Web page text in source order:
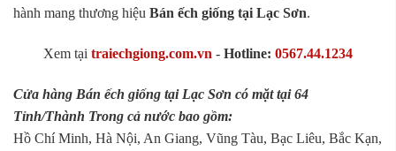
hành mang thương hiệu Bán ếch giống tại Lạc Sơn.
Xem tại traiechgiong.com.vn - Hotline: 0567.44.1234
Cửa hàng Bán ếch giống tại Lạc Sơn có mặt tại 64
Tỉnh/Thành Trong cả nước bao gồm:
Hồ Chí Minh, Hà Nội, An Giang, Vũng Tàu, Bạc Liêu, Bắc Kạn,